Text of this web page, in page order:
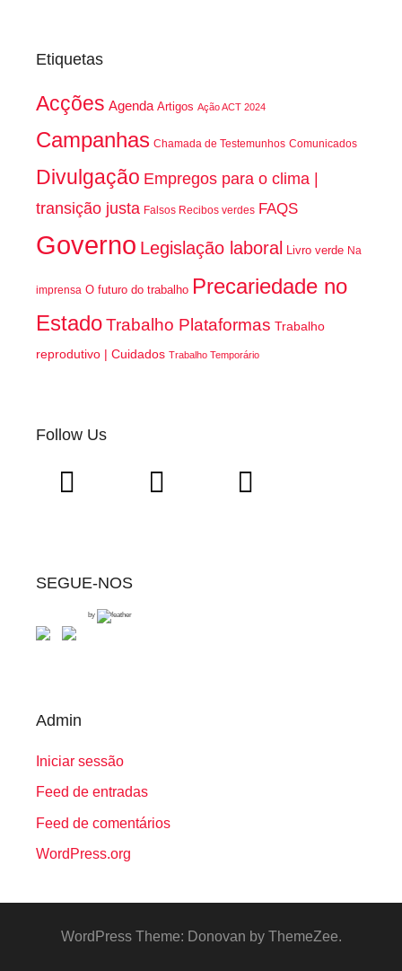
Etiquetas
Acções Agenda Artigos Ação ACT 2024
Campanhas Chamada de Testemunhos Comunicados
Divulgação Empregos para o clima |
transição justa Falsos Recibos verdes FAQS
Governo Legislação laboral Livro verde Na
imprensa O futuro do trabalho Precariedade no
EstadoTrabalho Plataformas Trabalho
reprodutivo | Cuidados Trabalho Temporário
Follow Us
SEGUE-NOS
by
Admin
Iniciar sessão
Feed de entradas
Feed de comentários
WordPress.org
WordPress Theme: Donovan by ThemeZee.